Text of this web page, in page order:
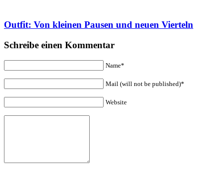
Outfit: Von kleinen Pausen und neuen Vierteln
Schreibe einen Kommentar
Name*
Mail (will not be published)*
Website